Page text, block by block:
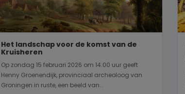
Het landschap voor de komst van de
Kruisheren
Op zondag 15 februari 2026 om 14.00 uur geeft
Henny Groenendijk, provinciaal archeoloog van
Groningen in ruste, een beeld van...